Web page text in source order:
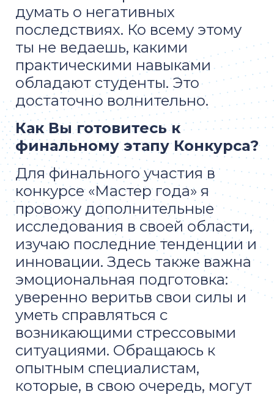
думать о негативных
последствиях. Ко всему этому
ты не ведаешь, какими
практическими навыками
обладают студенты. Это
достаточно волнительно.
Как Вы готовитесь к
финальному этапу Конкурса?
Для финального участия в
конкурсе «Мастер года» я
провожу дополнительные
исследования в своей области,
изучаю последние тенденции и
инновации. Здесь также важна
эмоциональная подготовка:
уверенно веритьв свои силы и
уметь справляться с
возникающими стрессовыми
ситуациями. Обращаюсь к
опытным специалистам,
которые, в свою очередь, могут